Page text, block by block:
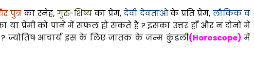
पुत्र का स्नेह,गुरु-शिष्य का प्रेम, देवी देवताओके प्रति प्रेम,लौकिक व
या प्रेमी को पाने में सफल हो सकते है ? इसका उत्तर हाँ और न दोनों में
? ज्योतिष आचार्य इस के लिए जातक के जन्म कुंडली(Horoscope) में